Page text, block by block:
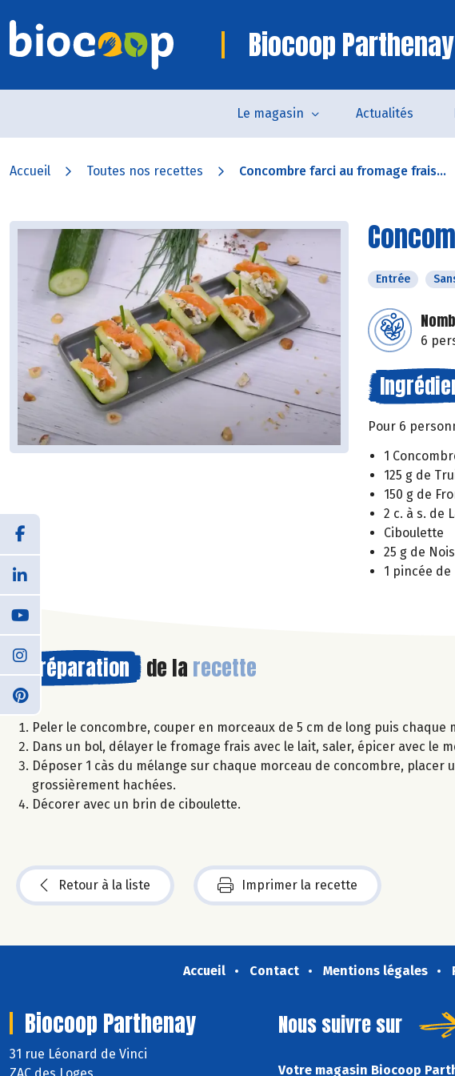
Biocoop Parthenay
Le magasin Actualités
Accueil Toutes nos recettes Concombre farci au fromage frais...
Entrée
6
Pour 6
1
125 g de
150 g de
2 c. à s. de
Ciboulette
25 g de
1 pincée de
Préparation de la recette
Peler le concombre, couper en morceaux de 5 cm de long puis chaque
Dans un bol, délayer le fromage frais avec le lait, saler, épicer avec le
Déposer 1 càs du mélange sur chaque morceau de concombre,
grossièrement hachées.
Décorer avec un brin de ciboulette.
Retour à la liste Imprimer la recette
Accueil Contact Mentions légales
Biocoop Parthenay
31 rue Léonard de Vinci
ZAC des Loges
Nous suivre sur
Votre magasin Biocoop